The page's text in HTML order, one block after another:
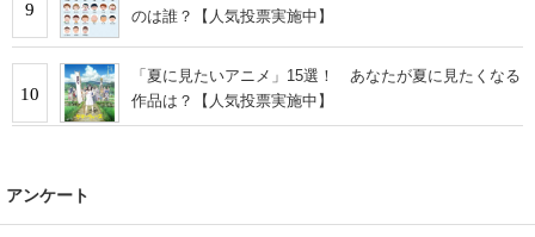
9 のは誰？【人気投票実施中】
10
「夏に見たいアニメ」15選！ あなたが夏に見たくなる
作品は？【人気投票実施中】
アンケート